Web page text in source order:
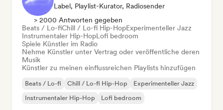
Label, Playlist-Kurator, Radiosender
> 2000 Antworten gegeben
Beats / Lo-fiChill / Lo-fi Hip-HopExperimenteller Jazz
Instrumentaler Hip-HopLofi bedroom
Spiele Künstler im Radio
Nehme Künstler unter Vertrag oder veröffentliche deren
Musik
Künstler zu meinen einflussreichen Playlists hinzufügen
Beats / Lo-fi Chill / Lo-fi Hip-Hop
Experimenteller Jazz
Instrumentaler Hip-Hop
Lofi bedroom